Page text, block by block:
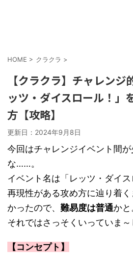
HOME > クラクラ >
【クラクラ】チャレン
ッツ・ダイスロール！」
方【攻略】
更新日： 2024年9月8日
今回はチャレンジイベント間が
な……。
イベント名は「レッツ・ダイス
再現性がある攻め方に辿り着
かったので、 難易度は普通かと
それではさっそくいっていま～
【コンセプト】